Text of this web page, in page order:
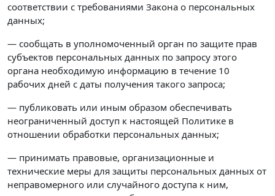
соответствии с требованиями Закона о персональных
данных;
— сообщать в уполномоченный орган по защите прав
субъектов персональных данных по запросу этого
органа необходимую информацию в течение 10
рабочих дней с даты получения такого запроса;
— публиковать или иным образом обеспечивать
неограниченный доступ к настоящей Политике в
отношении обработки персональных данных;
— принимать правовые, организационные и
технические меры для защиты персональных данных от
неправомерного или случайного доступа к ним,